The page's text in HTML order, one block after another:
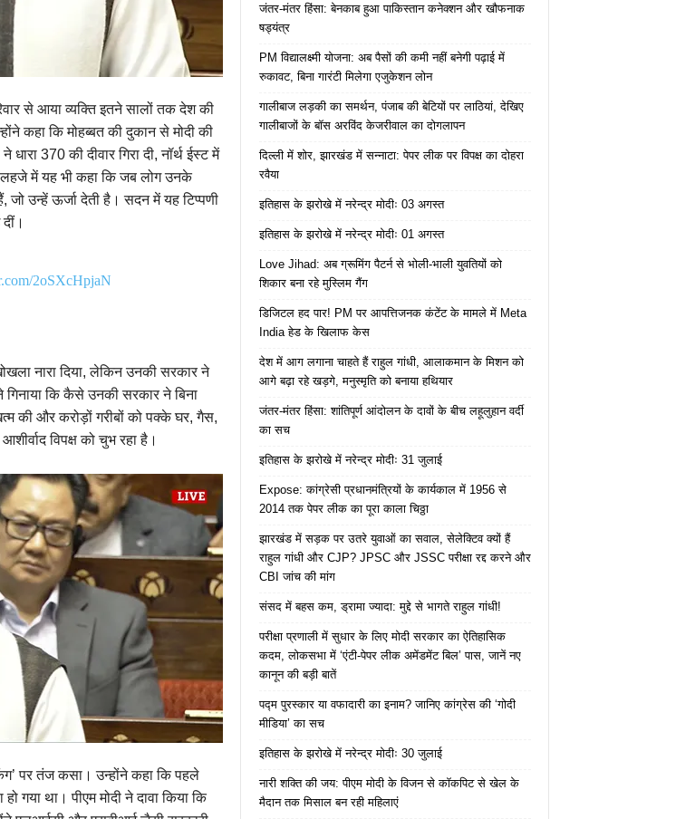
से आया व्यक्ति इतने सालों तक देश की
कहा कि मोहब्बत की दुकान से मोदी की
370 की दीवार गिरा दी, नॉर्थ ईस्ट में
लहजे में यह भी कहा कि जब लोग उनके
जो उन्हें ऊर्जा देती है। सदन में यह टिप्पणी
2oSXcHpjaN
नारा दिया, लेकिन उनकी सरकार ने
गिनाया कि कैसे उनकी सरकार ने बिना
की और करोड़ों गरीबों को पक्के घर, गैस,
विपक्ष को चुभ रहा है।
पर तंज कसा। उन्होंने कहा कि पहले
था। पीएम मोदी ने दावा किया कि
जंतर-मंतर हिंसा: बेनकाब हुआ पाकिस्तान कनेक्शन और खौफनाक
षड्यंत्र
PM विद्यालक्ष्मी योजना: अब पैसों की कमी नहीं बनेगी पढ़ाई में
रुकावट, बिना गारंटी मिलेगा एजुकेशन लोन
गालीबाज लड़की का समर्थन, पंजाब की बेटियों पर लाठियां, देखिए
गालीबाजों के बॉस अरविंद केजरीवाल का दोगलापन
दिल्ली में शोर, झारखंड में सन्नाटा: पेपर लीक पर विपक्ष का दोहरा
रवैया
इतिहास के झरोखे में नरेन्द्र मोदीः 03 अगस्त
इतिहास के झरोखे में नरेन्द्र मोदीः 01 अगस्त
Love Jihad: अब ग्रूमिंग पैटर्न से भोली-भाली युवतियों को
शिकार बना रहे मुस्लिम गैंग
डिजिटल हद पार! PM पर आपत्तिजनक कंटेंट के मामले में Meta
India हेड के खिलाफ केस
देश में आग लगाना चाहते हैं राहुल गांधी, आलाकमान के मिशन को
आगे बढ़ा रहे खड़गे, मनुस्मृति को बनाया हथियार
जंतर-मंतर हिंसा: शांतिपूर्ण आंदोलन के दावों के बीच लहूलुहान वर्दी
का सच
इतिहास के झरोखे में नरेन्द्र मोदीः 31 जुलाई
Expose: कांग्रेसी प्रधानमंत्रियों के कार्यकाल में 1956 से
2014 तक पेपर लीक का पूरा काला चिठ्ठा
झारखंड में सड़क पर उतरे युवाओं का सवाल, सेलेक्टिव क्यों हैं
राहुल गांधी और CJP? JPSC और JSSC परीक्षा रद्द करने और
CBI जांच की मांग
संसद में बहस कम, ड्रामा ज्यादा: मुद्दे से भागते राहुल गांधी!
परीक्षा प्रणाली में सुधार के लिए मोदी सरकार का ऐतिहासिक
कदम, लोकसभा में ‘एंटी-पेपर लीक अमेंडमेंट बिल’ पास, जानें नए
कानून की बड़ी बातें
पद्म पुरस्कार या वफादारी का इनाम? जानिए कांग्रेस की ‘गोदी
मीडिया’ का सच
इतिहास के झरोखे में नरेन्द्र मोदीः 30 जुलाई
नारी शक्ति की जय: पीएम मोदी के विजन से कॉकपिट से खेल के
मैदान तक मिसाल बन रही महिलाएं